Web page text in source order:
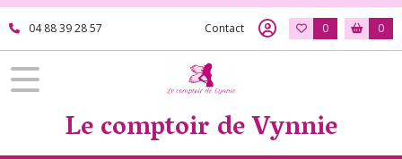
04 88 39 28 57 Contact 0 0
Le comptoir de Vynnie